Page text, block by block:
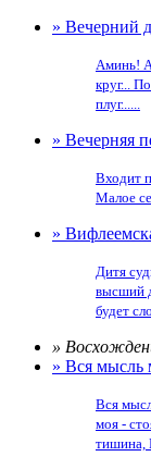
» Вечерний
Аминь!
круг...
плуг......
» Вечерняя
Входит
Малое
»
Дитя
высший
будет
»
» Вся мысль
Вся
моя -
тишина,